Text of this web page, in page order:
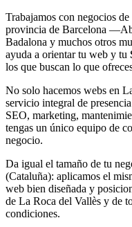
Trabajamos con negocios
provincia de Barcelona
Badalona y muchos otros
ayuda a orientar tu web y tu
los que buscan lo que
No solo hacemos webs en
servicio integral de
SEO, marketing,
tengas un único equipo de
negocio.
Da igual el tamaño de tu
(Cataluña): aplicamos el
web bien diseñada y
de La Roca del Vallès y de
condiciones.